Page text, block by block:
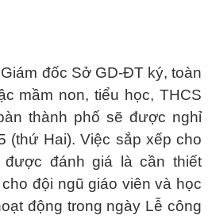
đốc Sở GD-ĐT ký, toàn
mầm non, tiểu học, THCS
thành phố sẽ được nghỉ
(thứ Hai). Việc sắp xếp cho
được đánh giá là cần thiết
đội ngũ giáo viên và học
động trong ngày Lễ công